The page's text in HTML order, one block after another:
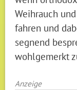
Weihrauch
fahren und
segnend
wohlgemerkt
Anzeige